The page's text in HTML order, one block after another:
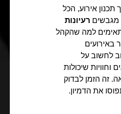
אירוע, הכל
מגבשים רעיונות
למה שהקהל
באירועים
לחשוב על
וחוויות שיכולות
זה הזמן לבדוק
את הדמיון.